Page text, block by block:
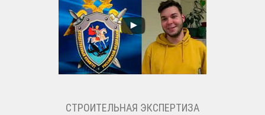
СТРОИТЕЛЬНАЯ ЭКСПЕРТИЗА